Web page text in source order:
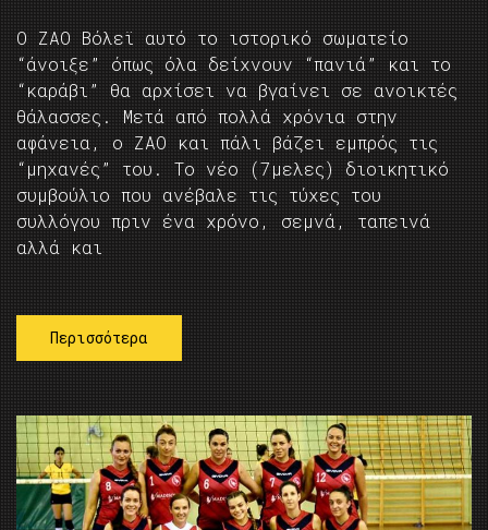
Ο ΖΑΟ Βόλεϊ αυτό το ιστορικό σωματείο
“άνοιξε” όπως όλα δείχνουν “πανιά” και το
“καράβι” θα αρχίσει να βγαίνει σε ανοικτές
θάλασσες. Μετά από πολλά χρόνια στην
αφάνεια, ο ΖΑΟ και πάλι βάζει εμπρός τις
“μηχανές” του. Το νέο (7μελες) διοικητικό
συμβούλιο που ανέβαλε τις τύχες του
συλλόγου πριν ένα χρόνο, σεμνά, ταπεινά
αλλά και
Περισσότερα